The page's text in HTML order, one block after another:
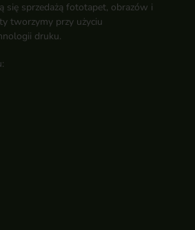
się sprzedażą fototapet, obrazów i
tworzymy przy użyciu
druku.